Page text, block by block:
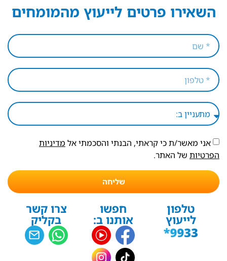
השאירו פרטים לייעוץ מהמומחים
אני מאשר/ת כי קראתי, הבנתי והסכמתי אל מדיניות
הפרטיות של האתר.
שליחה
טלפון
לייעוץ
חפשו
אותנו ב:
צרו קשר
בקליק